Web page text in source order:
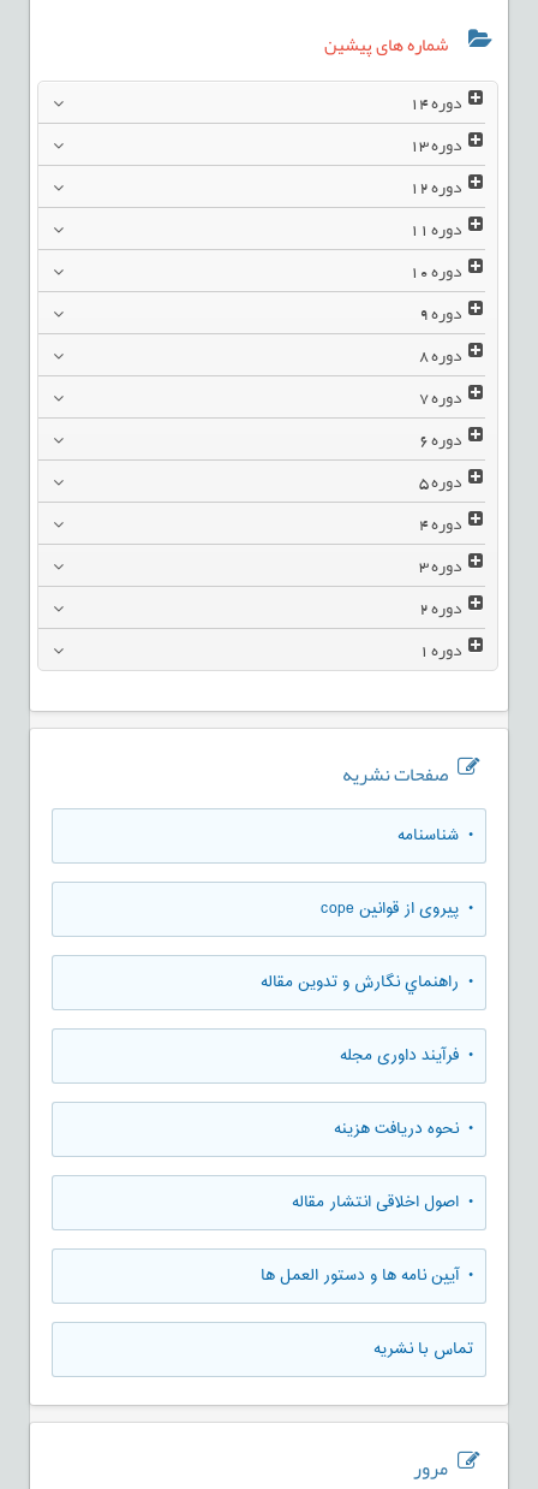
شماره های پیشین
دوره14
دوره13
دوره12
دوره11
دوره10
دوره9
دوره8
دوره7
دوره6
دوره5
دوره4
دوره3
دوره2
دوره1
صفحات نشریه
• شناسنامه
• پیروی از قوانین cope
• راهنماي نگارش و تدوين مقاله
• فرآیند داوری مجله
• نحوه دریافت هزینه
• اصول اخلاقی انتشار مقاله
• آیین نامه ها و دستور العمل ها
تماس با نشریه
مرور